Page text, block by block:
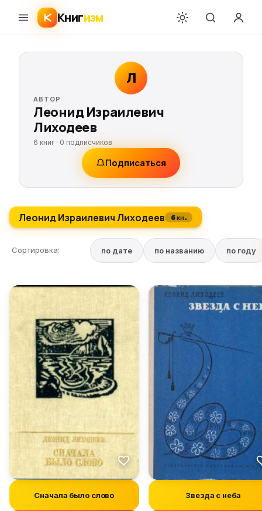
Книгизм
Л
АВТОР
Леонид Израилевич
Лиходеев
6 книг · 0 подписчиков
Подписаться
Леонид Израилевич Лиходеев 6 кн.
Сортировка: по дате по названию по году
Сначала было слово Звезда с неба